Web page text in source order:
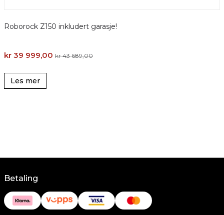
Roborock Z150 inkludert garasje!
kr 39 999,00 kr 43 689,00
Les mer
Betaling